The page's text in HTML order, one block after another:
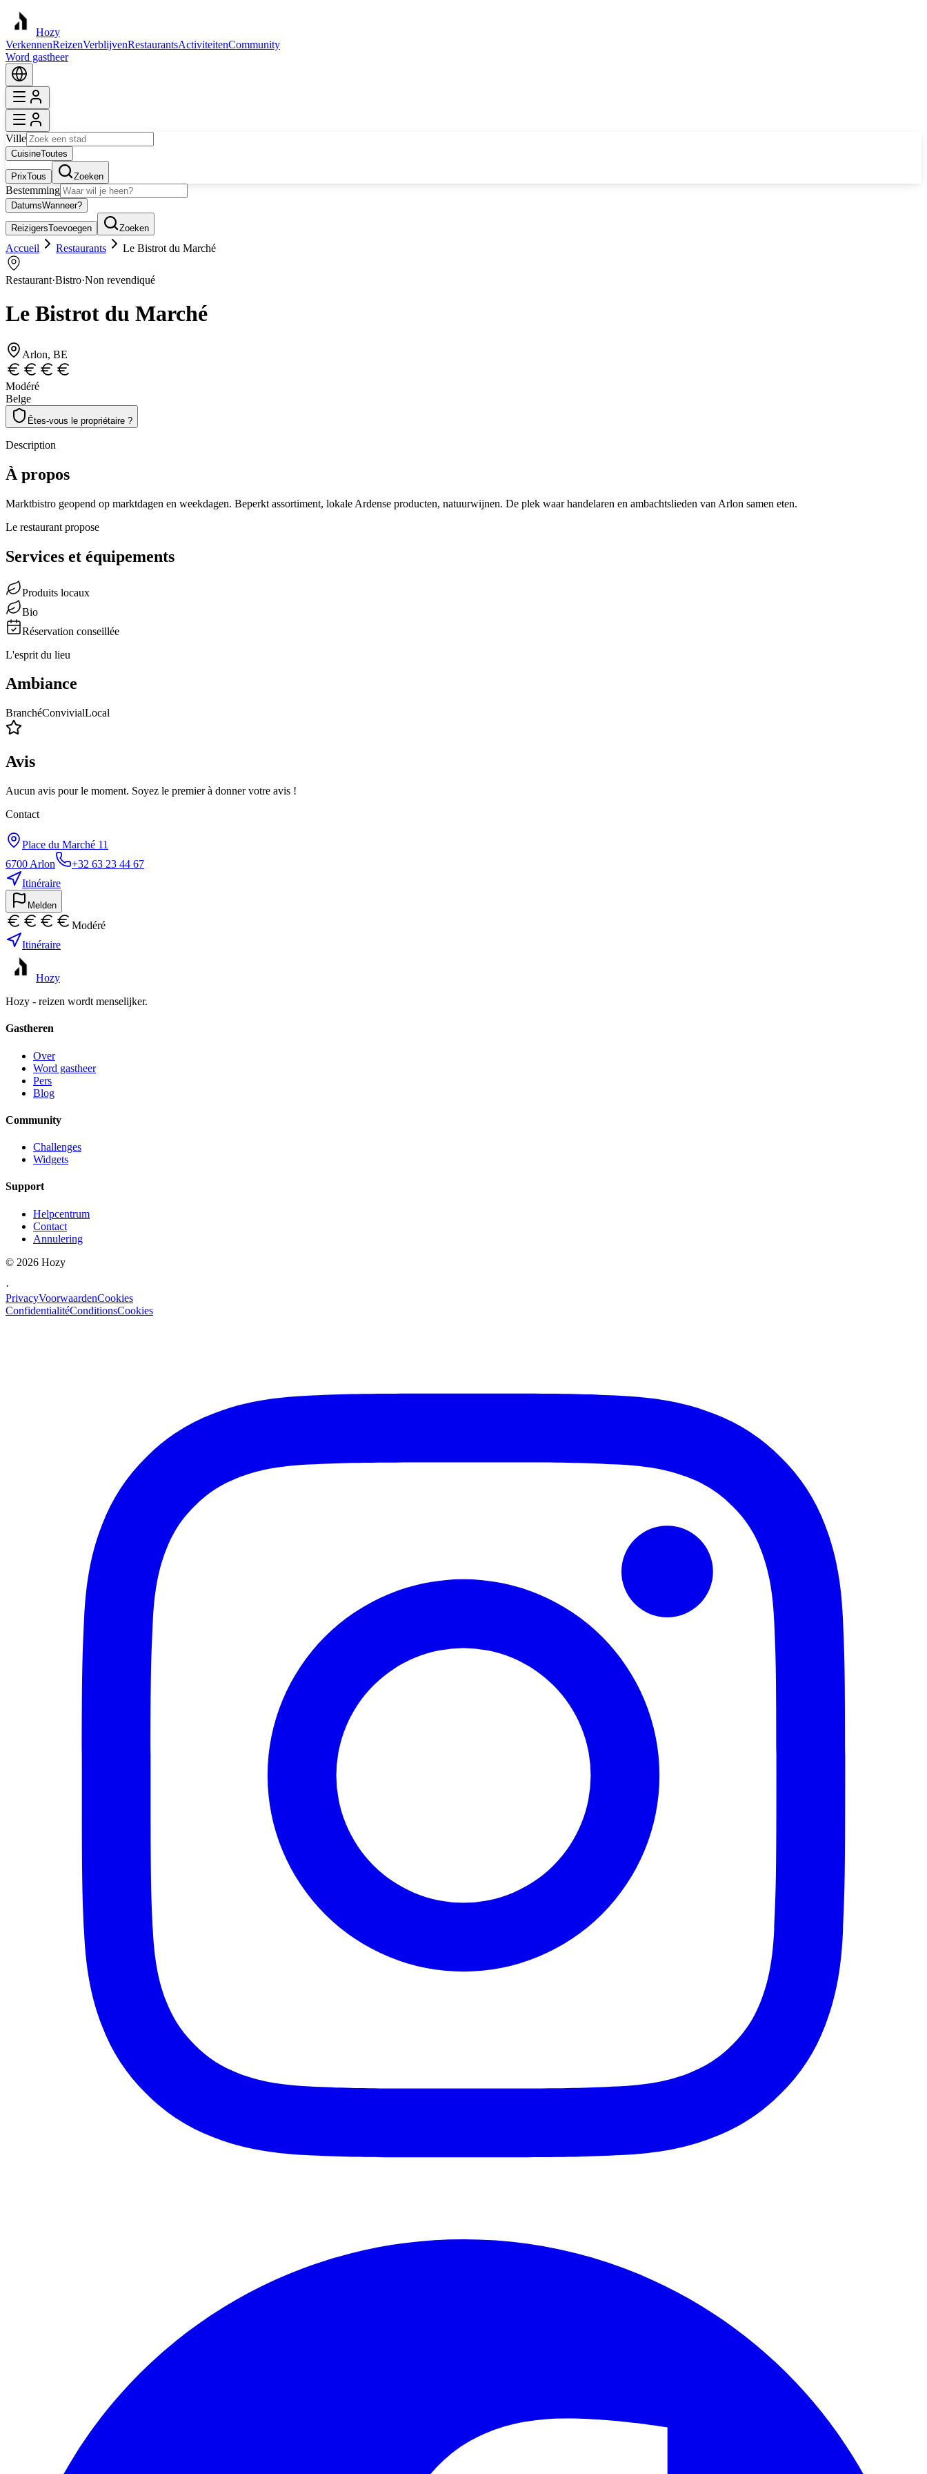
Hozy
VerkennenReizenVerblijvenRestaurantsActiviteitenCommunity
Word gastheer
Ville
CuisineToutes
PrixTous Zoeken
Bestemming
DatumsWanneer?
ReizigersToevoegen Zoeken
Accueil Restaurants Le Bistrot du Marché
Restaurant·Bistro·Non revendiqué
Le Bistrot du Marché
Arlon, BE
Modéré
Belge
Êtes-vous le propriétaire ?
Description
À propos
Marktbistro geopend op marktdagen en weekdagen. Beperkt assortiment, lokale Ardense producten, natuurwijnen. De plek waar handelaren en ambachtslieden van Arlon samen eten.
Le restaurant propose
Services et équipements
Produits locaux
Bio
Réservation conseillée
L'esprit du lieu
Ambiance
BranchéConvivialLocal
Avis
Aucun avis pour le moment. Soyez le premier à donner votre avis !
Contact
Place du Marché 11
6700 Arlon
+32 63 23 44 67
Itinéraire
Melden
Modéré
Itinéraire
Hozy
Hozy - reizen wordt menselijker.
Gastheren
Over
Word gastheer
Pers
Blog
Community
Challenges
Widgets
Support
Helpcentrum
Contact
Annulering
© 2026 Hozy
·
PrivacyVoorwaardenCookies
ConfidentialitéConditionsCookies